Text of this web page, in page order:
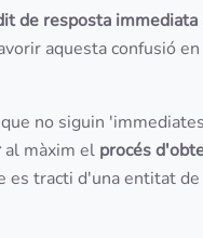
de resposta immediata
aquesta confusió
que no siguin
al màxim el procés
es tracti d'una entitat